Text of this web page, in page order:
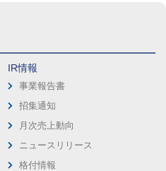
IR情報
事業報告書
招集通知
月次売上動向
ニュースリリース
格付情報